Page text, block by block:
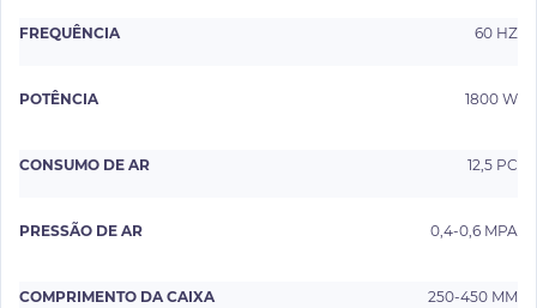
FREQUÊNCIA 60 HZ
POTÊNCIA 1800 W
CONSUMO DE AR 12,5 PC
PRESSÃO DE AR 0,4-0,6 MPA
COMPRIMENTO DA CAIXA 250-450 MM